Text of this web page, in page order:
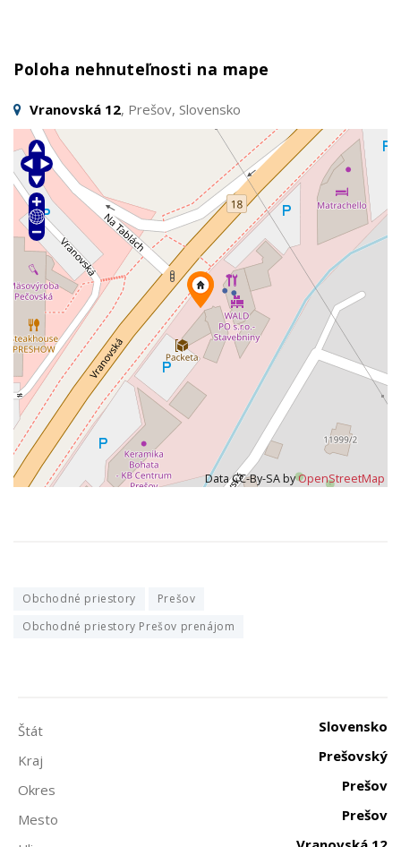
Poloha nehnuteľnosti na mape
Vranovská 12, Prešov, Slovensko
Data CC-By-SA byOpenStreetMap
Obchodné priestory
Prešov
Obchodné priestory Prešov prenájom
Štát
Slovensko
Kraj
Prešovský
Okres
Prešov
Mesto
Prešov